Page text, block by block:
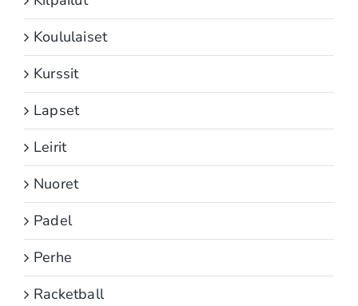
Koululaiset
Kurssit
Lapset
Leirit
Nuoret
Padel
Perhe
Racketball